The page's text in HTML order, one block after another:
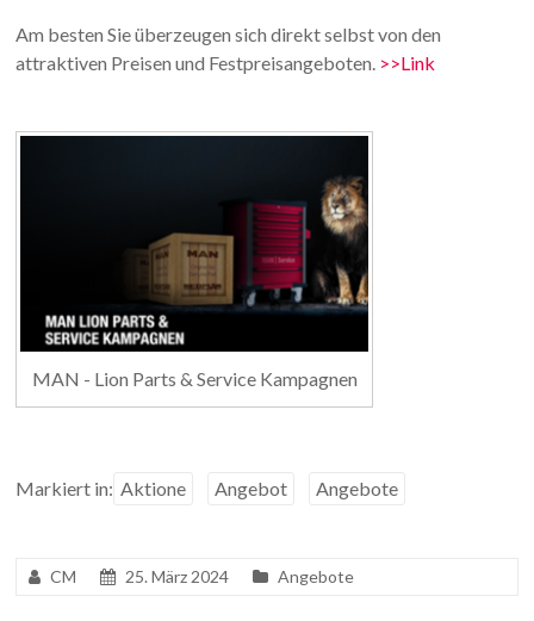
Am besten Sie überzeugen sich direkt selbst von den
attraktiven Preisen und Festpreisangeboten. >>Link
MAN - Lion Parts & Service Kampagnen
Markiert in: Aktione Angebot Angebote
CM 25. März 2024 Angebote